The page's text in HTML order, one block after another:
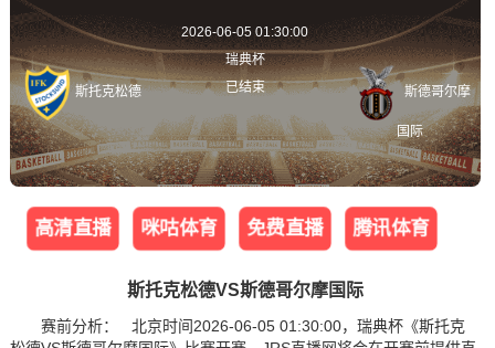
斯托克松德
2026-06-05 01:30:00
瑞典杯
已结束
斯德哥尔摩
国际
高清直播 咪咕体育 免费直播 腾讯体育
斯托克松德VS斯德哥尔摩国际
赛前分析： 北京时间2026-06-05 01:30:00，瑞典杯《斯托克